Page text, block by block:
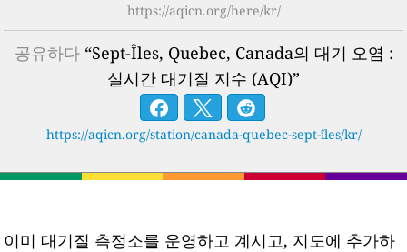
https://aqicn.org/here/kr/
공유하다“Sept-Îles, Quebec, Canada의 대기 오염 :
실시간 대기질 지수 (AQI)”
https://aqicn.org/station/canada-quebec-sept-îles/kr/
이미 대기질 측정소를 운영하고 계시고, 지도에 추가하